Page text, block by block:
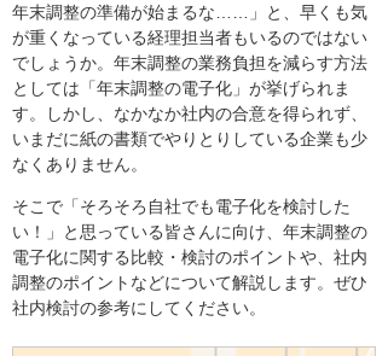
年末調整の準備が始まるな……」と、早くも気
が重くなっている経理担当者もいるのではない
でしょうか。年末調整の業務負担を減らす方法
としては「年末調整の電子化」が挙げられま
す。しかし、なかなか社内の合意を得られず、
いまだに紙の書類でやりとりしている企業も少
なくありません。
そこで「そろそろ自社でも電子化を検討した
い！」と思っている皆さんに向け、年末調整の
電子化に関する比較・検討のポイントや、社内
調整のポイントなどについて解説します。ぜひ
社内検討の参考にしてください。